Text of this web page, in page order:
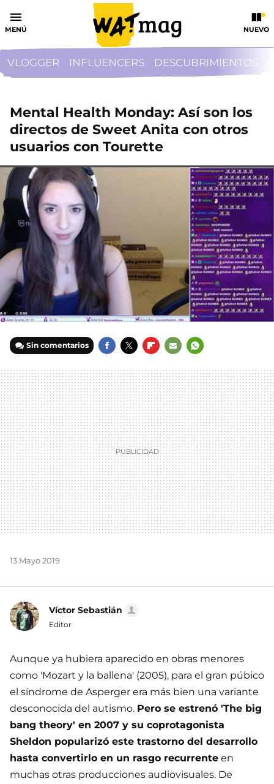
MENÚ NUEVO
VLOGGER INFLUENCERS DESCUBRIMIENTOS
Mental Health Monday: Así son los
directos de Sweet Anita con otros
usuarios con Tourette
Sin comentarios
MAIL
13 Mayo 2019
Víctor Sebastián
Editor
Aunque ya hubiera aparecido en obras menores
como 'Mozart y la ballena' (2005), para el gran púbico
el síndrome de Asperger era más bien una variante
desconocida del autismo. Pero se estrenó 'The big
bang theory' en 2007 y su coprotagonista
Sheldon popularizó este trastorno del desarrollo
hasta convertirlo en un rasgo recurrente en
muchas otras producciones audiovisuales. De